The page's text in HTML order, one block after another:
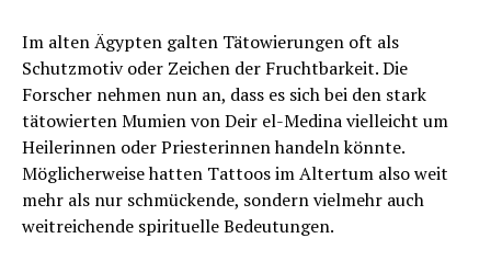
Im alten Ägypten galten Tätowierungen oft als
Schutzmotiv oder Zeichen der Fruchtbarkeit. Die
Forscher nehmen nun an, dass es sich bei den stark
tätowierten Mumien von Deir el-Medina vielleicht um
Heilerinnen oder Priesterinnen handeln könnte.
Möglicherweise hatten Tattoos im Altertum also weit
mehr als nur schmückende, sondern vielmehr auch
weitreichende spirituelle Bedeutungen.